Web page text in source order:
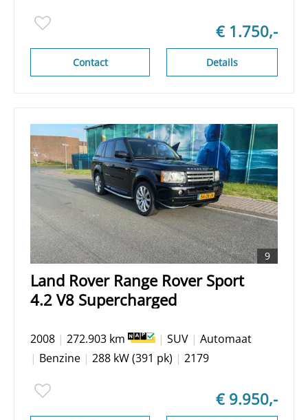
€ 1.750,-
Details
Contact
9
Land Rover Range Rover Sport
4.2 V8 Supercharged
2008 | 272.903 km | SUV | Automaat
| Benzine | 288 kW (391 pk) | 2179
€ 9.950,-